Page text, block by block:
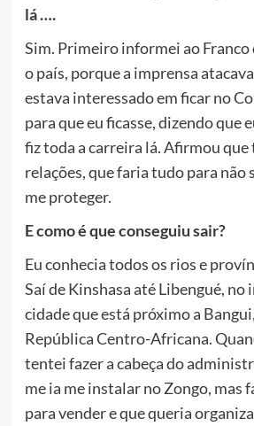
lá ….
Sim. Primeiro informei ao Franco
o país, porque a imprensa
estava interessado em ficar no
para que eu ficasse, dizendo que
fiz toda a carreira lá. Afirmou
relações, que faria tudo para não
me proteger.
E como é que conseguiu sair?
Eu conhecia todos os rios e
Saí de Kinshasa até Libengué, no
cidade que está próximo a
República Centro-Africana.
tentei fazer a cabeça do
me ia me instalar no Zongo, mas
para vender e que queria